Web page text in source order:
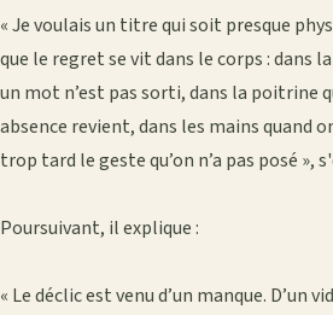
‎« Je voulais un titre qui soit presque
que le regret se vit dans le corps : dans
un mot n’est pas sorti, dans la poitrine
absence revient, dans les mains quand
trop tard le geste qu’on n’a pas posé »,
‎Poursuivant, il explique :
‎« Le déclic est venu d’un manque. D’un